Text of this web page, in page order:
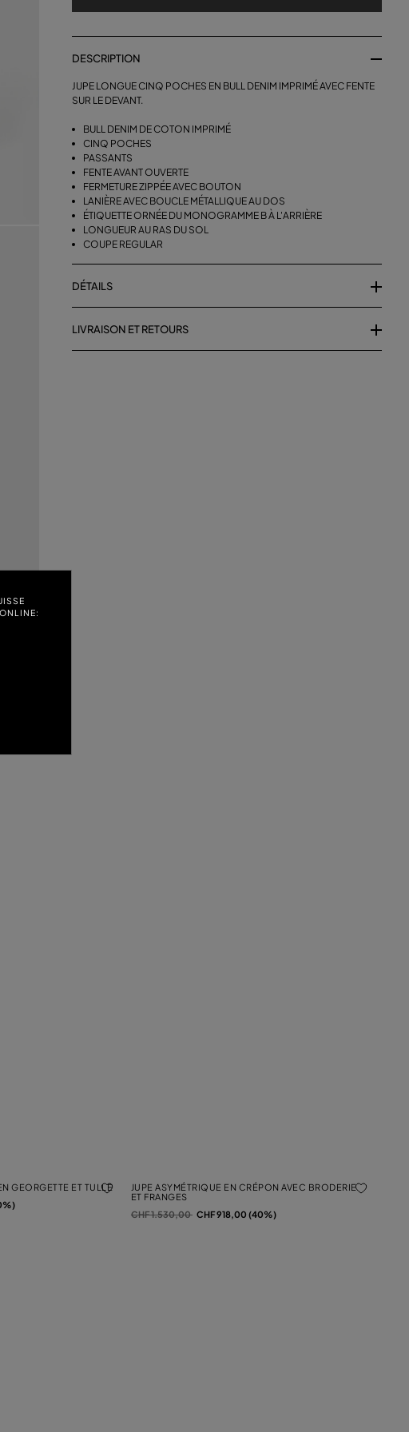
DESCRIPTION
JUPE LONGUE CINQ POCHES EN BULL DENIM IMPRIMÉ AVEC FENTE
SUR LE DEVANT.
BULL DENIM DE COTON IMPRIMÉ
CINQ POCHES
PASSANTS
FENTE AVANT OUVERTE
FERMETURE ZIPPÉE AVEC BOUTON
LANIÈRE AVEC BOUCLE MÉTALLIQUE AU DOS
ÉTIQUETTE ORNÉE DU MONOGRAMME B À L'ARRIÈRE
LONGUEUR AU RAS DU SOL
COUPE REGULAR
DÉTAILS
LIVRAISON ET RETOURS
GEORGETTE ET TULLE
JUPE ASYMÉTRIQUE EN CRÉPON AVEC BRODERIE
ET FRANGES
Prix réduit de
CHF 1.530,00à CHF 918,00 (40%)